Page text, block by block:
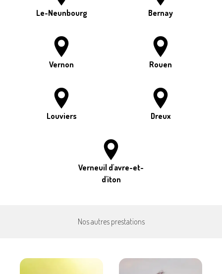
Le-Neunbourg Bernay
Vernon Rouen
Louviers Dreux
Verneuil d'avre-et-
d'iton
Nos autres prestations